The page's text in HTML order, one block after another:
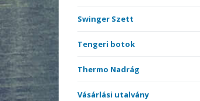
Swinger Szett
Tengeri botok
Thermo Nadrág
Vásárlási utalvány